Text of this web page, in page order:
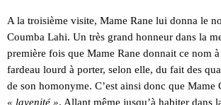
A la troisième visite, Mame Rane lui donna le
Coumba Lahi. Un très grand honneur dans la
première fois que Mame Rane donnait ce nom
fardeau lourd à porter, selon elle, du fait des
de son homonyme. C’est ainsi donc que Mame
« layenité ». Allant même jusqu’à habiter dans